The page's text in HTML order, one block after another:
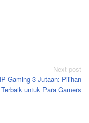
Next post
Gaming 3 Jutaan: Pilihan
Terbaik untuk Para Gamers